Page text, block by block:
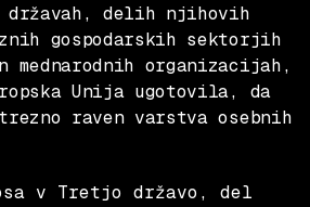
državah, delih njihovih
gospodarskih sektorjih
mednarodnih organizacijah,
Unija ugotovila, da
raven varstva osebnih
v Tretjo državo, del